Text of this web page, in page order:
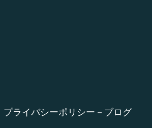
プライバシーポリシー － ブログ